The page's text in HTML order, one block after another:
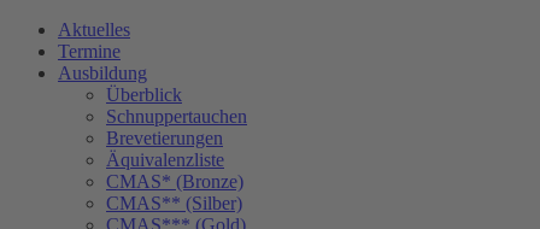
Aktuelles
Termine
Ausbildung
Überblick
Schnuppertauchen
Brevetierungen
Äquivalenzliste
CMAS* (Bronze)
CMAS** (Silber)
CMAS*** (Gold)